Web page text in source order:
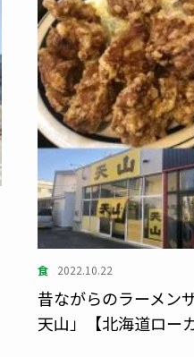
食 2022.10.22
昔ながらのラーメン
天山」【北海道ロー